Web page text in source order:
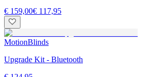
€ 159,00€ 117,95
MotionBlinds
Upgrade Kit - Bluetooth